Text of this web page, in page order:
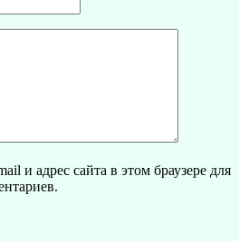
и адрес сайта в этом браузере для